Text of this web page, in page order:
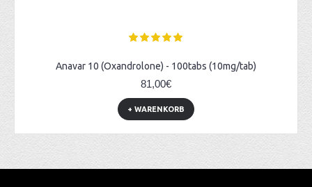
Anavar 10 (Oxandrolone) - 100tabs (10mg/tab)
81,00€
+ WARENKORB